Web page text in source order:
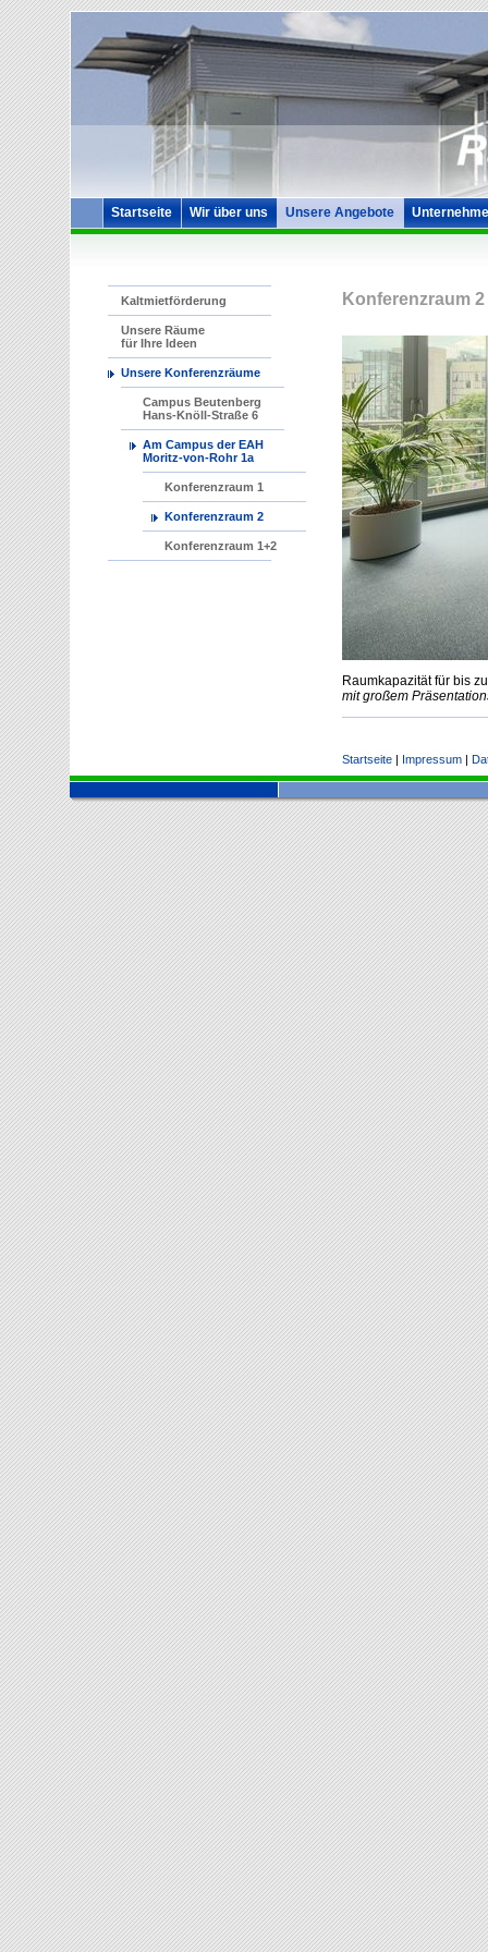
Startseite Wir über uns Unsere Angebote
Kaltmietförderung
Unsere Räume
für Ihre Ideen
Unsere Konferenzräume
Campus Beutenberg
Hans-Knöll-Straße 6
Am Campus der EAH
Moritz-von-Rohr 1a
Konferenzraum 1
Konferenzraum 2
Konferenzraum 1+2
Konferenzraum 2
Raumkapazität für bis
mit großem
Startseite| Impressum|